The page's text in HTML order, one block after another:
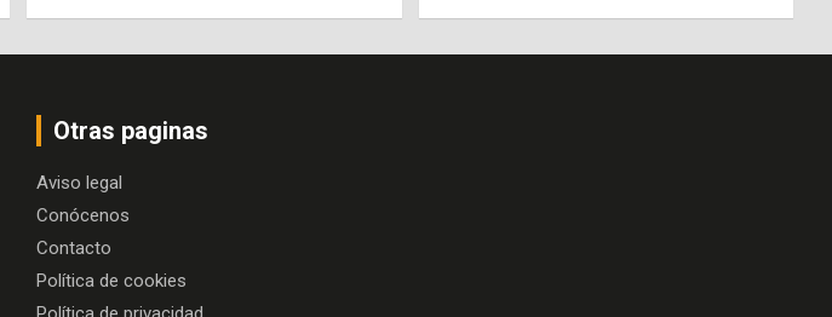
Otras paginas
Aviso legal
Conócenos
Contacto
Política de cookies